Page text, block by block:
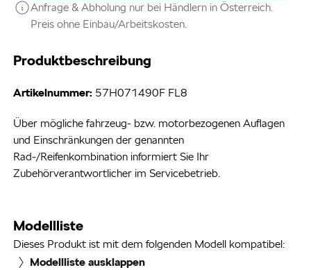
Produktbeschreibung
Artikelnummer: 57H071490F FL8
Über mögliche fahrzeug- bzw. motorbezogenen Auflagen
und Einschränkungen der genannten
Rad-/Reifenkombination informiert Sie Ihr
Zubehörverantwortlicher im Servicebetrieb.
Modellliste
Dieses Produkt ist mit dem folgenden Modell kompatibel:
Modellliste ausklappen
Anfrage & Abholung nur bei Händlern in Österreich.
Preis ohne Einbau/Arbeitskosten.